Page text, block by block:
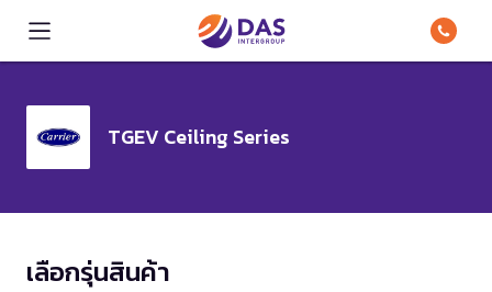
TGEV Ceiling Series
เลือกรุ่นสินค้า